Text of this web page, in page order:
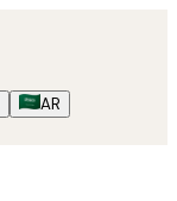
AR